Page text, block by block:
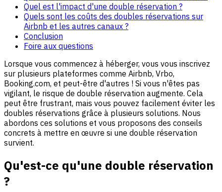
Quel est l'impact d'une double réservation ?
Quels sont les coûts des doubles réservations sur
Airbnb et les autres canaux ?
Conclusion
Foire aux questions
Lorsque vous commencez à héberger, vous vous inscrivez
sur plusieurs plateformes comme Airbnb, Vrbo,
Booking.com, et peut-être d'autres ! Si vous n'êtes pas
vigilant, le risque de double réservation augmente. Cela
peut être frustrant, mais vous pouvez facilement éviter les
doubles réservations grâce à plusieurs solutions. Nous
abordons ces solutions et vous proposons des conseils
concrets à mettre en œuvre si une double réservation
survient.
Qu'est-ce qu'une double réservation
?